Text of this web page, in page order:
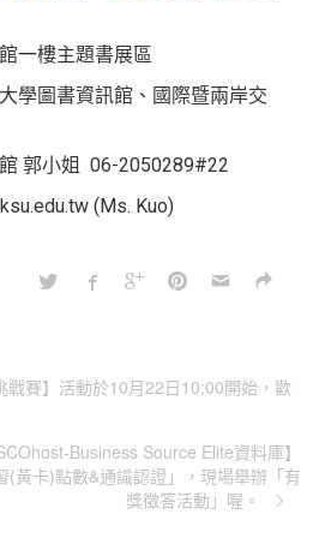
一樓主題書展區
學圖書資訊館、國際暨兩岸交
郭小姐 06-2050289#22
(Ms. Kuo)
戰賽】活動於10月22日10:00開始，歡
Business Source Elite資料庫】
(黃卡)點數&通識認證」，現場舉辦「有
獎徵答活動」喔。